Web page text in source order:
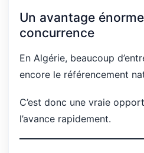
Un avantage
concurrence
En Algérie, beaucoup
encore le référencement
C’est donc une vraie
l’avance rapidement.